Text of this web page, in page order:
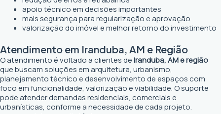
apoio técnico em decisões importantes
mais segurança para regularização e aprovação
valorização do imóvel e melhor retorno do investimento
Atendimento em Iranduba, AM e Região
O atendimento é voltado a clientes deIranduba, AM e região
que buscam soluções em arquitetura, urbanismo,
planejamento técnico e desenvolvimento de espaços com
foco em funcionalidade, valorização e viabilidade. O suporte
pode atender demandas residenciais, comerciais e
urbanísticas, conforme a necessidade de cada projeto.